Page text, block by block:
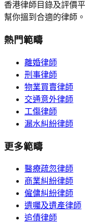
香港律師目錄及評價
幫你搵到合適的律師。
熱門範疇
離婚律師
刑事律師
物業買賣律師
交通意外律師
工傷律師
漏水糾紛律師
更多範疇
醫療疏忽律師
商業糾紛律師
僱傭糾紛律師
遺囑及遺產律師
追債律師